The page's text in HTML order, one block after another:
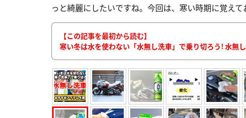
っと綺麗にしたいですね。今回は、寒い時期に覚え
【この記事を最初から読む】
寒い冬は水を使わない「水無し洗車」で乗り切ろう! 水無